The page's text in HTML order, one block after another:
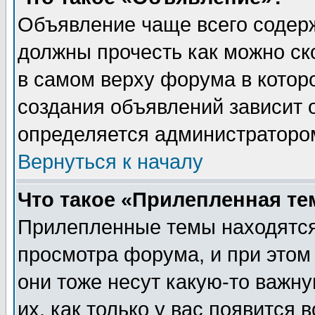
Объявление чаще всего
должны прочесть как можно
в самом верху форума в
создания объявлений зависит
определяется
Вернуться к началу
Что такое «Прилепленная
Прилепленные темы
просмотра форума, и при
они тоже несут какую-то
их, как только у вас появится